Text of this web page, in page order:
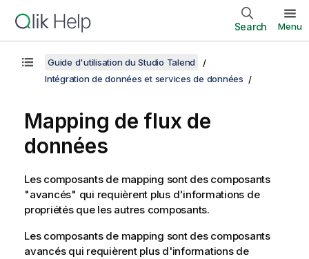
Search Menu
Guide d'utilisation du Studio Talend
Intégration de données et services de données
Mapping de flux de
données
Les composants de mapping sont des composants
"avancés" qui requièrent plus d'informations de
propriétés que les autres composants.
Les composants de mapping sont des composants
avancés qui requièrent plus d'informations de